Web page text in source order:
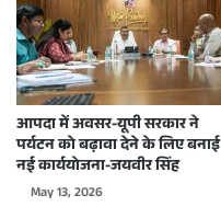
आपदा में अवसर-यूपी सरकार ने
पर्यटन को बढ़ावा देने के लिए बनाई
नई कार्ययोजना-जयवीर सिंह
May 13, 2026